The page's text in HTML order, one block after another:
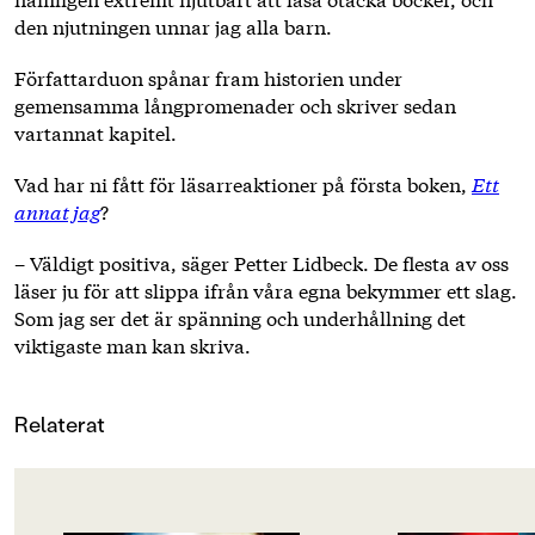
den njutningen unnar jag alla barn.
Författarduon spånar fram historien under
gemensamma långpromenader och skriver sedan
vartannat kapitel.
Vad har ni fått för läsarreaktioner på första boken, Ett
annat jag?
– Väldigt positiva, säger Petter Lidbeck. De flesta av oss
läser ju för att slippa ifrån våra egna bekymmer ett slag.
Som jag ser det är spänning och underhållning det
viktigaste man kan skriva.
Relaterat